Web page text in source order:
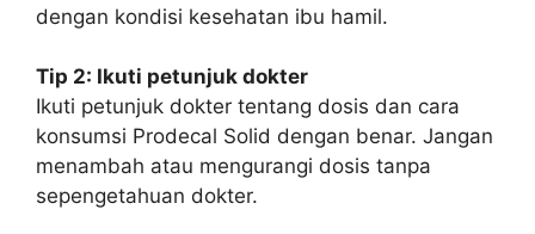
dengan kondisi kesehatan ibu hamil.
Tip 2: Ikuti petunjuk dokter
Ikuti petunjuk dokter tentang dosis dan cara
konsumsi Prodecal Solid dengan benar. Jangan
menambah atau mengurangi dosis tanpa
sepengetahuan dokter.